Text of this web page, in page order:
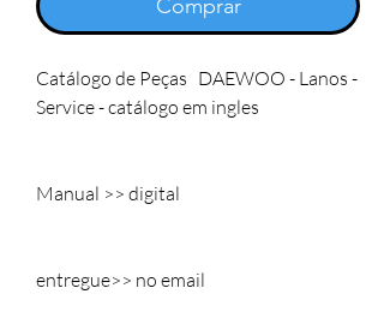
Comprar
Catálogo de Peças DAEWOO - Lanos -
Service - catálogo em ingles
Manual >> digital
entregue>> no email